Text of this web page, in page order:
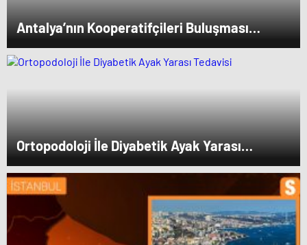
Antalya’nın Kooperatifçileri Buluşması
Panelinde Yerelden Kalkınma İçin Yapılması
Gerekenler Tartışıldı
Ortopodoloji İle Diyabetik Ayak Yarası
Tedavisi